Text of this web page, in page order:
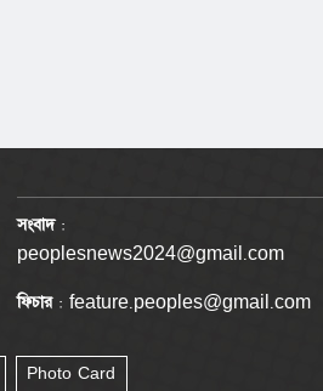
সংবাদ:
peoplesnews2024@gmail.com
ফিচার: feature.peoples@gmail.com
Photo Card